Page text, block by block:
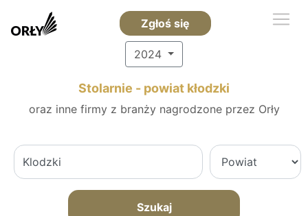
Zgłoś się
2024
Stolarnie - powiat kłodzki
oraz inne firmy z branży nagrodzone przez Orły
Szukaj